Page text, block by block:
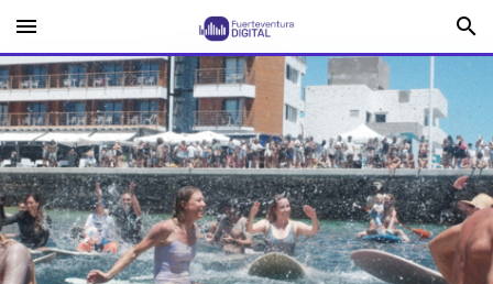
menu search